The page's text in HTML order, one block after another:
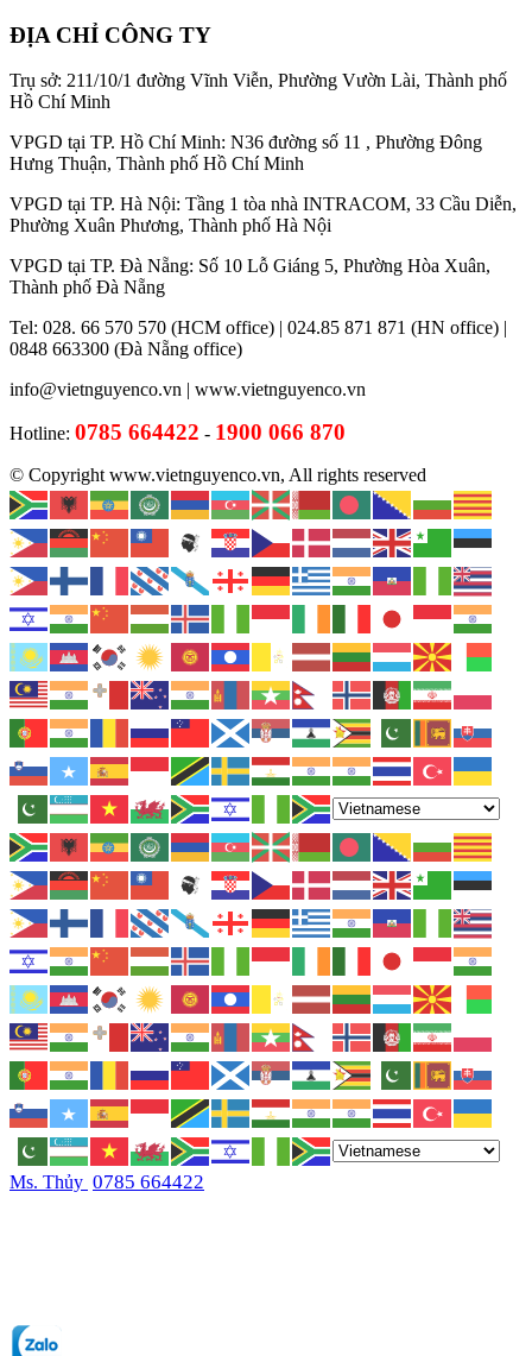
ĐỊA CHỈ CÔNG TY
Trụ sở: 211/10/1 đường Vĩnh Viễn, Phường Vườn Lài, Thành phố
Hồ Chí Minh
VPGD tại TP. Hồ Chí Minh: N36 đường số 11 , Phường Đông
Hưng Thuận, Thành phố Hồ Chí Minh
VPGD tại TP. Hà Nội: Tầng 1 tòa nhà INTRACOM, 33 Cầu Diễn,
Phường Xuân Phương, Thành phố Hà Nội
VPGD tại TP. Đà Nẵng: Số 10 Lỗ Giáng 5, Phường Hòa Xuân,
Thành phố Đà Nẵng
Tel: 028. 66 570 570 (HCM office) | 024.85 871 871 (HN office) |
0848 663300 (Đà Nẵng office)
info@vietnguyenco.vn | www.vietnguyenco.vn
Hotline: 0785 664422 - 1900 066 870
© Copyright www.vietnguyenco.vn, All rights reserved
Ms. Thủy 0785 664422